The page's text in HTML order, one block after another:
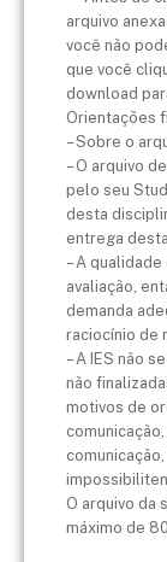
arquivo
você não
que você
download
Orientações
– Sobre o
– O arquivo
pelo seu
desta
entrega
– A
avaliação,
demanda
raciocínio de
– A IES não
não
motivos de
O arquivo da
máximo de